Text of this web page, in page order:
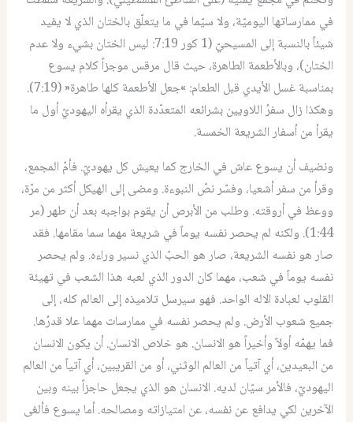
في ممارساتها اليوميّة، ولا سيّما في ما يتعلّق بالختان الذي لا يفيد
شيئاً بالنسبة إلى المسيحيّ (1 كور 7:19: ليس الختان بشيء ولا عدم
الختان)، وبالأطعمة الطاهرة، حيث قال مرقس موجزاً كلام يسوع
بمناسبة غسل الأيدي قبل الطعام: »جعل الأطعمة كلها طاهرة« (7:19).
وهكذا زال سفرُ اللاويين بشرائعه المتعدّدة الذي يقرأه اليهوديّ أول ما
يقرأ من أسفار الشريعة الخمسة.
ونضيف أن يسوع عاش في الخارج كما يعيش كل يهوديّ. فأمّ المجمع،
وقرأ من سفر أشعيا، وفسّر نصّ النبوءة. ومضى إلى الهيكل أكثر من مرّة،
ووعظ في أروقته. وطلب من الأبرص أن يقوم بواجبه بعد أن طهر (مر
1:44). ولكنه لم يحصر نفسه يوماً في شريعة مهما سما مقامها. فقد
صار هو نفسه الشريعة، صار هو الحبّ الذي نسير وراءه. ولم يحصر
نفسه يوماً في شعب، مهما كان الدور الذي لعبه هذا الشعب في تهيئة
القلوب لعبادة الاله الواحد. فهو سيرسل تلاميذه إلى العالم كله، إلى
جميع شعوب الأرض. ولم يحصر نفسه في ممارسات مهما علا قدرُها.
فما يهمّه أولاً وأخيراً هو الانسان. هو خلاص الانسان. أن يكون الانسان
من البعيدين، أي آتياً من العالم الوثني، أو من القريبين، أي آتياً من العالم
اليهوديّ، فالأمر سيّان لديه. الانسان هو الذي يجعل حاجزاً بينه وبين
الآخرين لكي يدافع عن نفسه، عن امتيازاته ومصالحه. أما يسوع فألغى